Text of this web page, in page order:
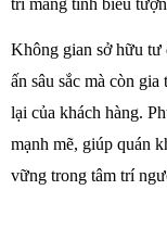
Không gian sở hữu tư
ấn sâu sắc mà còn
lại của khách hàng.
mạnh mẽ, giúp quán
vững trong tâm trí